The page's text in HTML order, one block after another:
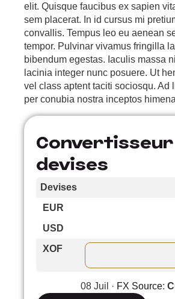
elit. Quisque faucibus ex sapien
sem placerat. In id cursus mi
convallis. Tempus leo eu aenean
tempor. Pulvinar vivamus fringilla
bibendum egestas. Iaculis massa
lacinia integer nunc posuere. Ut
vel class aptent taciti sociosqu. Ad
per conubia nostra inceptos
devises
Devises
EUR
USD
XOF
08 Juil · FX Source: